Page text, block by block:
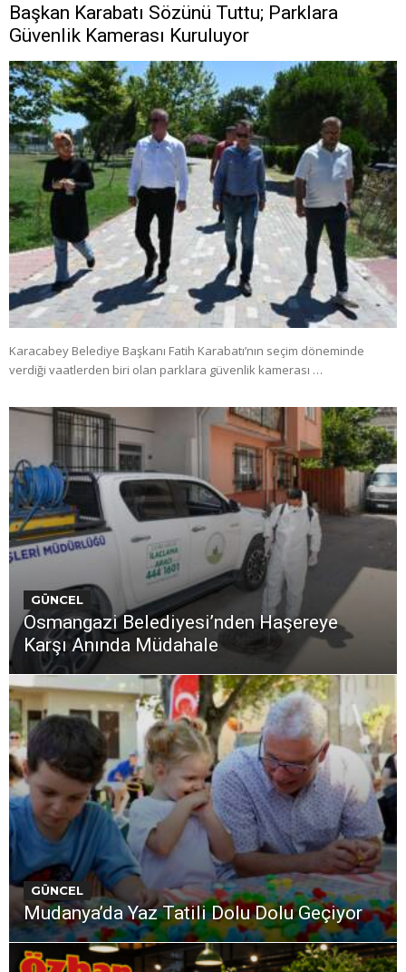
Başkan Karabatı Sözünü Tuttu; Parklara
Güvenlik Kamerası Kuruluyor
Karacabey Belediye Başkanı Fatih Karabatı’nın seçim döneminde
verdiği vaatlerden biri olan parklara güvenlik kamerası …
GÜNCEL
Osmangazi Belediyesi’nden Haşereye
Karşı Anında Müdahale
GÜNCEL
Mudanya’da Yaz Tatili Dolu Dolu Geçiyor